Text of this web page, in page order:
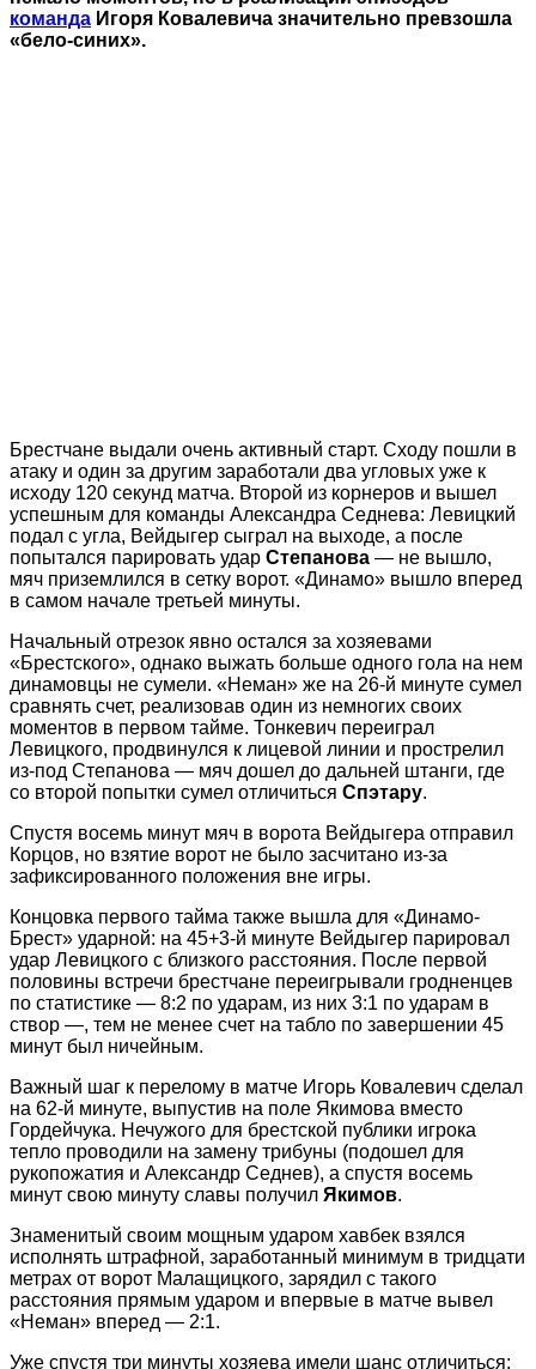
команда Игоря Ковалевича значительно превзошла
«бело-синих».
Брестчане выдали очень активный старт. Сходу пошли в
атаку и один за другим заработали два угловых уже к
исходу 120 секунд матча. Второй из корнеров и вышел
успешным для команды Александра Седнева: Левицкий
подал с угла, Вейдыгер сыграл на выходе, а после
попытался парировать удар Степанова — не вышло,
мяч приземлился в сетку ворот. «Динамо» вышло вперед
в самом начале третьей минуты.
Начальный отрезок явно остался за хозяевами
«Брестского», однако выжать больше одного гола на нем
динамовцы не сумели. «Неман» же на 26-й минуте сумел
сравнять счет, реализовав один из немногих своих
моментов в первом тайме. Тонкевич переиграл
Левицкого, продвинулся к лицевой линии и прострелил
из-под Степанова — мяч дошел до дальней штанги, где
со второй попытки сумел отличиться Спэтару.
Спустя восемь минут мяч в ворота Вейдыгера отправил
Корцов, но взятие ворот не было засчитано из-за
зафиксированного положения вне игры.
Концовка первого тайма также вышла для «Динамо-
Брест» ударной: на 45+3-й минуте Вейдыгер парировал
удар Левицкого с близкого расстояния. После первой
половины встречи брестчане переигрывали гродненцев
по статистике — 8:2 по ударам, из них 3:1 по ударам в
створ —, тем не менее счет на табло по завершении 45
минут был ничейным.
Важный шаг к перелому в матче Игорь Ковалевич сделал
на 62-й минуте, выпустив на поле Якимова вместо
Гордейчука. Нечужого для брестской публики игрока
тепло проводили на замену трибуны (подошел для
рукопожатия и Александр Седнев), а спустя восемь
минут свою минуту славы получил Якимов.
Знаменитый своим мощным ударом хавбек взялся
исполнять штрафной, заработанный минимум в тридцати
метрах от ворот Малащицкого, зарядил с такого
расстояния прямым ударом и впервые в матче вывел
«Неман» вперед — 2:1.
Уже спустя три минуты хозяева имели шанс отличиться: